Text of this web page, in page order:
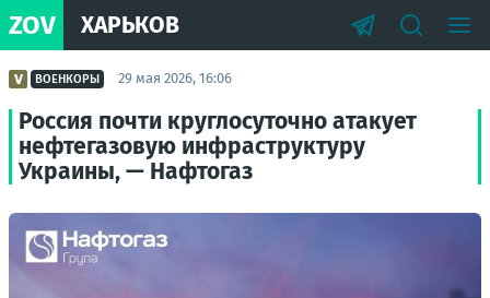
ZOV ХАРЬКОВ
ВОЕНКОРЫ 29 мая 2026, 16:06
Россия почти круглосуточно атакует
нефтегазовую инфраструктуру
Украины, — Нафтогаз